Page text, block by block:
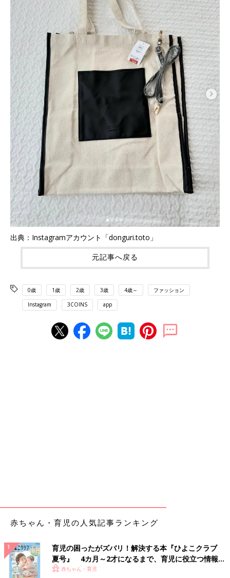
出典：Instagramアカウント「donguri.toto」
元記事へ戻る
0歳 1歳 2歳 3歳 4歳～ ファッション
Instagram 3COINS app
赤ちゃん・育児の人気記事ランキング
育児の困ったがズバリ！解決する本『ひよこクラブ
夏号』 4カ月～2才になるまで、育児に役立つ情報が
いっぱい！
赤ちゃん・育児